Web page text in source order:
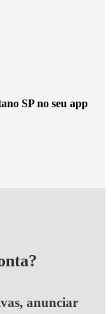
SP no seu app
anunciar